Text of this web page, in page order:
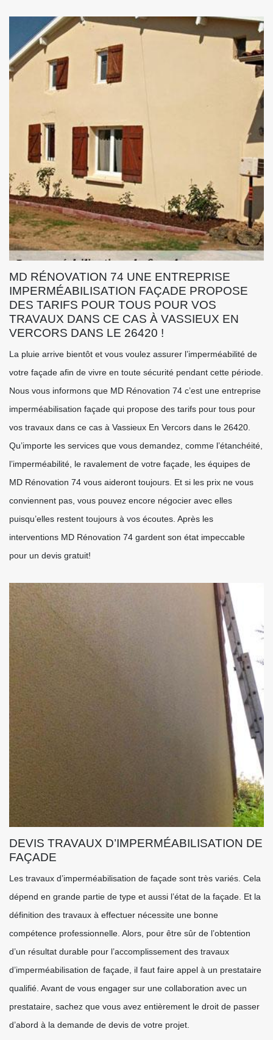
MD RÉNOVATION 74 UNE ENTREPRISE
IMPERMÉABILISATION FAÇADE PROPOSE
DES TARIFS POUR TOUS POUR VOS
TRAVAUX DANS CE CAS À VASSIEUX EN
VERCORS DANS LE 26420 !
La pluie arrive bientôt et vous voulez assurer l’imperméabilité de
votre façade afin de vivre en toute sécurité pendant cette période.
Nous vous informons que MD Rénovation 74 c’est une entreprise
imperméabilisation façade qui propose des tarifs pour tous pour
vos travaux dans ce cas à Vassieux En Vercors dans le 26420.
Qu’importe les services que vous demandez, comme l’étanchéité,
l’imperméabilité, le ravalement de votre façade, les équipes de
MD Rénovation 74 vous aideront toujours. Et si les prix ne vous
conviennent pas, vous pouvez encore négocier avec elles
puisqu’elles restent toujours à vos écoutes. Après les
interventions MD Rénovation 74 gardent son état impeccable
pour un devis gratuit!
DEVIS TRAVAUX D’IMPERMÉABILISATION DE
FAÇADE
Les travaux d’imperméabilisation de façade sont très variés. Cela
dépend en grande partie de type et aussi l’état de la façade. Et la
définition des travaux à effectuer nécessite une bonne
compétence professionnelle. Alors, pour être sûr de l’obtention
d’un résultat durable pour l’accomplissement des travaux
d’imperméabilisation de façade, il faut faire appel à un prestataire
qualifié. Avant de vous engager sur une collaboration avec un
prestataire, sachez que vous avez entièrement le droit de passer
d’abord à la demande de devis de votre projet.